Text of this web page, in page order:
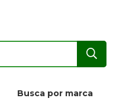
Busca por marca